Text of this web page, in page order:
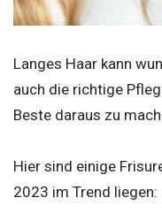
Langes Haar kann
auch die richtige
Beste daraus zu
Hier sind einige
2023 im Trend liegen: